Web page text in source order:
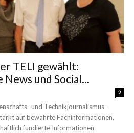
TELI gewählt:
News und Social...
2
und Technikjournalismus-
auf bewährte Fachinformationen.
fundierte Informationen